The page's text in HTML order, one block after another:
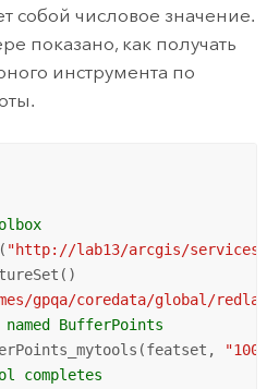
собой числовое значение.
показано, как получать
инструмента по
"http://lab13/arcgis/
gpqa/coredata/global/
BufferPoints
completes